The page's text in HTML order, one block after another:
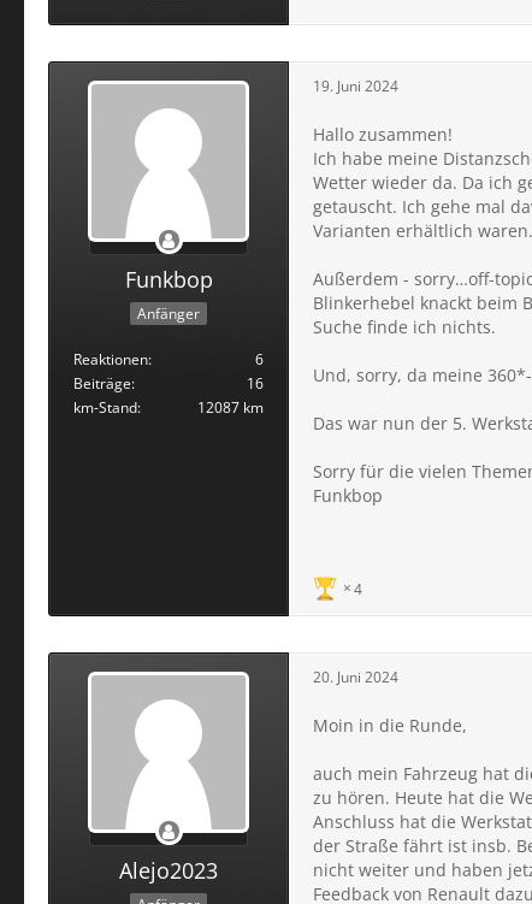
Funkbop
Anfänger
Reaktionen
6
Beiträge
16
km-Stand
12087 km
19. Juni 2024
Hallo zusammen!
Ich habe meine
Wetter wieder da. Da ich
getauscht. Ich gehe mal
Varianten erhältlich
Außerdem - sorry…off-
Blinkerhebel knackt beim
Suche finde ich nichts.
Und, sorry, da meine
Das war nun der 5.
Sorry für die vielen
Funkbop
4
Alejo2023
20. Juni 2024
Moin in die Runde,
auch mein Fahrzeug hat
zu hören. Heute hat die
Anschluss hat die
der Straße fährt ist insb.
nicht weiter und haben
Feedback von Renault